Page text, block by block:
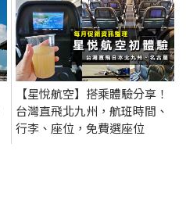
【星悅航空】搭乘體驗分享！
台灣直飛北九州，航班時間、
行李、座位，免費選座位